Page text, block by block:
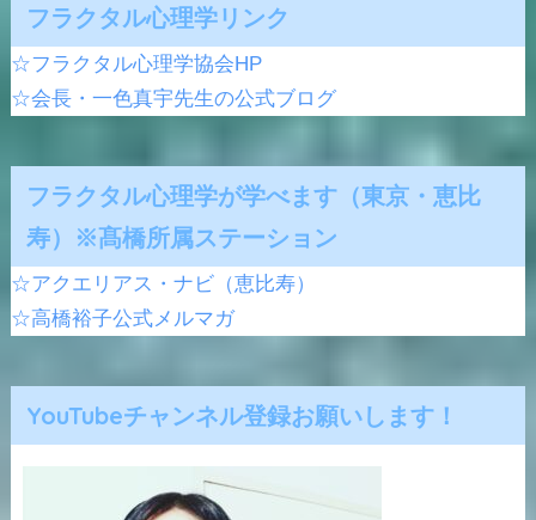
フラクタル心理学リンク
☆フラクタル心理学協会HP
☆会長・一色真宇先生の公式ブログ
フラクタル心理学が学べます（東京・恵比
寿）※髙橋所属ステーション
☆アクエリアス・ナビ（恵比寿）
☆高橋裕子公式メルマガ
YouTubeチャンネル登録お願いします！